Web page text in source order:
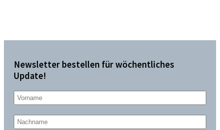
Newsletter bestellen für wöchentliches
Update!